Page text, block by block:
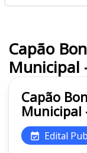
Capão
Municipal
Edital
Capão
Municipal